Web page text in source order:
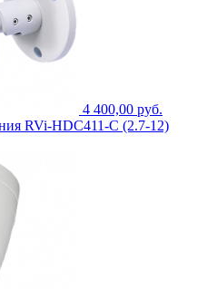
4 400,00 руб.
RVi-HDC411-C (2.7-12)